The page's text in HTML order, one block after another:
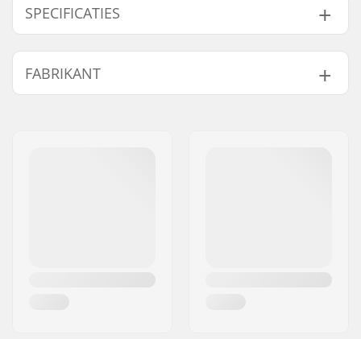
SPECIFICATIES
Foil Board Type: All around
FABRIKANT